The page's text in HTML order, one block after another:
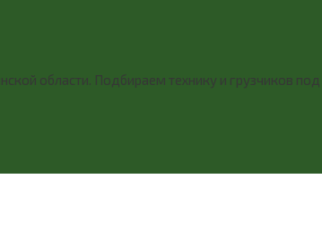
области. Подбираем технику и грузчиков под